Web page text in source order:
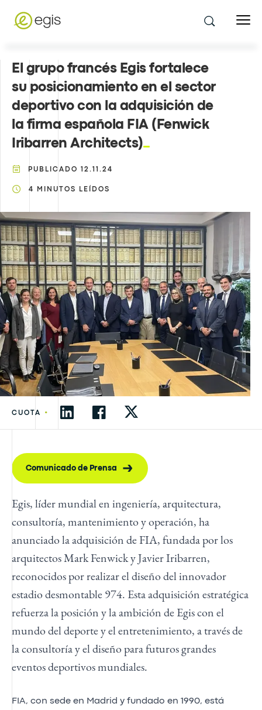
El grupo francés Egis fortalece
su posicionamiento en el sector
deportivo con la adquisición de
la firma española FIA (Fenwick
Iribarren Architects)
PUBLICADO 12.11.24
4 MINUTOS LEÍDOS
CUOTA •
Comunicado de Prensa
Egis, líder mundial en ingeniería, arquitectura,
consultoría, mantenimiento y operación, ha
anunciado la adquisición de FIA, fundada por los
arquitectos Mark Fenwick y Javier Iribarren,
reconocidos por realizar el diseño del innovador
estadio desmontable 974. Esta adquisición estratégica
refuerza la posición y la ambición de Egis con el
mundo del deporte y el entretenimiento, a través de
la consultoría y el diseño para futuros grandes
eventos deportivos mundiales.
FIA, con sede en Madrid y fundado en 1990, está